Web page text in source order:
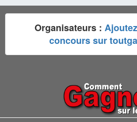
Organisateurs :
concours sur